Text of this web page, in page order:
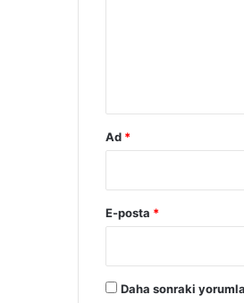
Ad *
E-posta *
Daha sonraki